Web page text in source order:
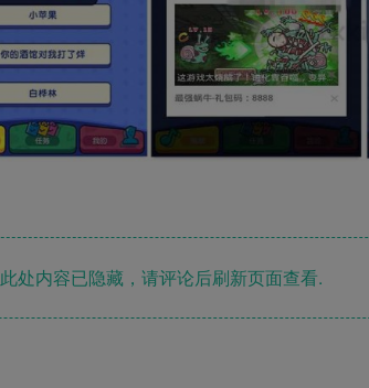
此处内容已隐藏，请评论后刷新页面查看.